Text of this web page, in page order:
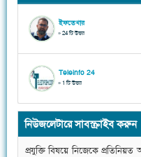
ইফতেখার
» 24 টি উত্তর
Teleinfo 24
» 1 টি উত্তর
নিউজলেটারে সাবস্ক্রাইব করুন
প্রযুক্তি বিষয়ে নিজেকে